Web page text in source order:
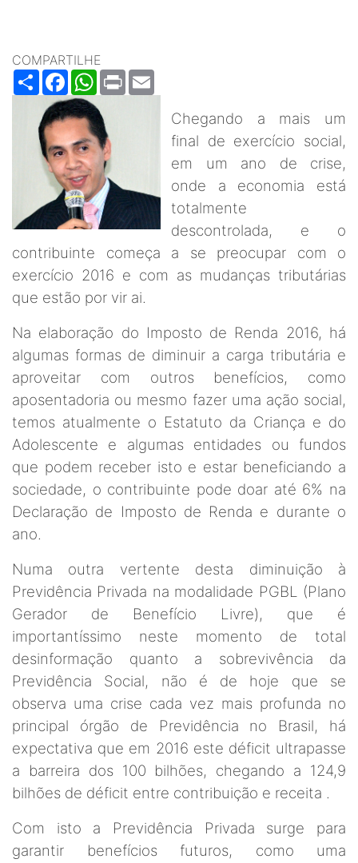
COMPARTILHE
ShareFacebookWhatsApp
Print
Chegando a mais um
final de exercício social,
em um ano de crise,
onde a economia está
totalmente
descontrolada, e o
contribuinte começa a se preocupar com o
exercício 2016 e com as mudanças tributárias
que estão por vir ai.
Na elaboração do Imposto de Renda 2016, há
algumas formas de diminuir a carga tributária e
aproveitar com outros benefícios, como
aposentadoria ou mesmo fazer uma ação social,
temos atualmente o Estatuto da Criança e do
Adolescente e algumas entidades ou fundos
que podem receber isto e estar beneficiando a
sociedade, o contribuinte pode doar até 6% na
Declaração de Imposto de Renda e durante o
ano.
Numa outra vertente desta diminuição à
Previdência Privada na modalidade PGBL (Plano
Gerador de Benefício Livre), que é
importantíssimo neste momento de total
desinformação quanto a sobrevivência da
Previdência Social, não é de hoje que se
observa uma crise cada vez mais profunda no
principal órgão de Previdência no Brasil, há
expectativa que em 2016 este déficit ultrapasse
a barreira dos 100 bilhões, chegando a 124,9
bilhões de déficit entre contribuição e receita .
Com isto a Previdência Privada surge para
garantir benefícios futuros, como uma